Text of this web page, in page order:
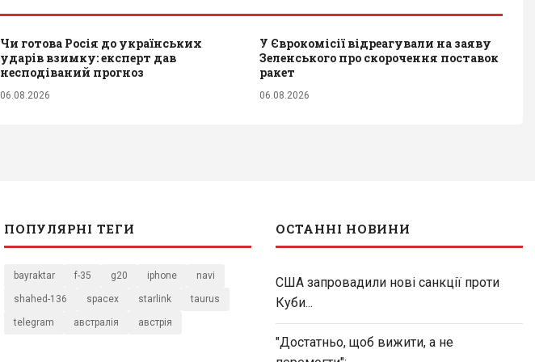
Чи готова Росія до українських
ударів взимку: експерт дав
несподіваний прогноз
06.08.2026
У Єврокомісії відреагували на заяву
Зеленського про скорочення поставок
ракет
06.08.2026
ПОПУЛЯРНІ ТЕГИ
bayraktar f-35 g20 iphone navi
shahed-136 spacex starlink taurus
telegram австралія австрія
ОСТАННІ НОВИНИ
США запровадили нові санкції проти
Куби...
"Достатньо, щоб вижити, а не